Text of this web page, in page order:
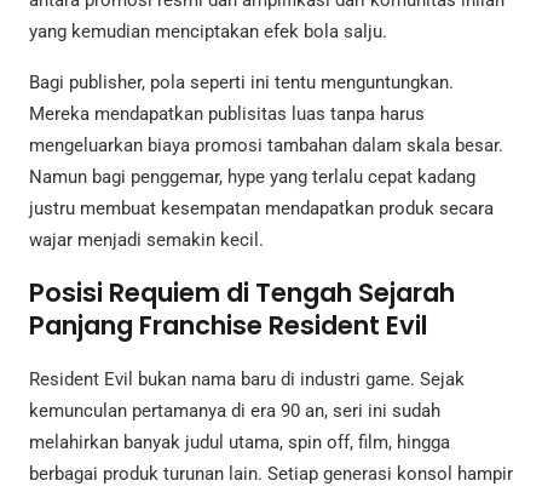
yang kemudian menciptakan efek bola salju.
Bagi publisher, pola seperti ini tentu menguntungkan.
Mereka mendapatkan publisitas luas tanpa harus
mengeluarkan biaya promosi tambahan dalam skala besar.
Namun bagi penggemar, hype yang terlalu cepat kadang
justru membuat kesempatan mendapatkan produk secara
wajar menjadi semakin kecil.
Posisi Requiem di Tengah Sejarah
Panjang Franchise Resident Evil
Resident Evil bukan nama baru di industri game. Sejak
kemunculan pertamanya di era 90 an, seri ini sudah
melahirkan banyak judul utama, spin off, film, hingga
berbagai produk turunan lain. Setiap generasi konsol hampir